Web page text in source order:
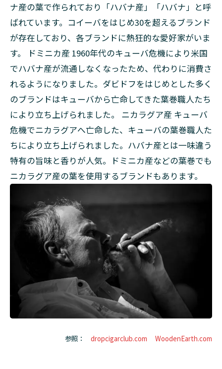
ナ産の葉で作られており「ハバナ産」「ハバナ」と呼
ばれています。コイーバをはじめ30を超えるブランド
が存在しており、各ブランドに熱狂的な愛好家がいま
す。 ドミニカ産 1960年代のキューバ危機により米国
でハバナ産が流通しなくなったため、代わりに消費さ
れるようになりました。ダビドフをはじめとした多く
のブランドはキューバから亡命してきた葉巻職人たち
により立ち上げられました。 ニカラグア産 キューバ
危機でニカラグアへ亡命した、キューバの葉巻職人た
ちにより立ち上げられました。ハバナ産とは一味違う
特有の旨味と香りが人気。ドミニカ産などの葉巻でも
ニカラグア産の葉を使用するブランドもあります。
参照： dropcigarclub.com WoodenEarth.com